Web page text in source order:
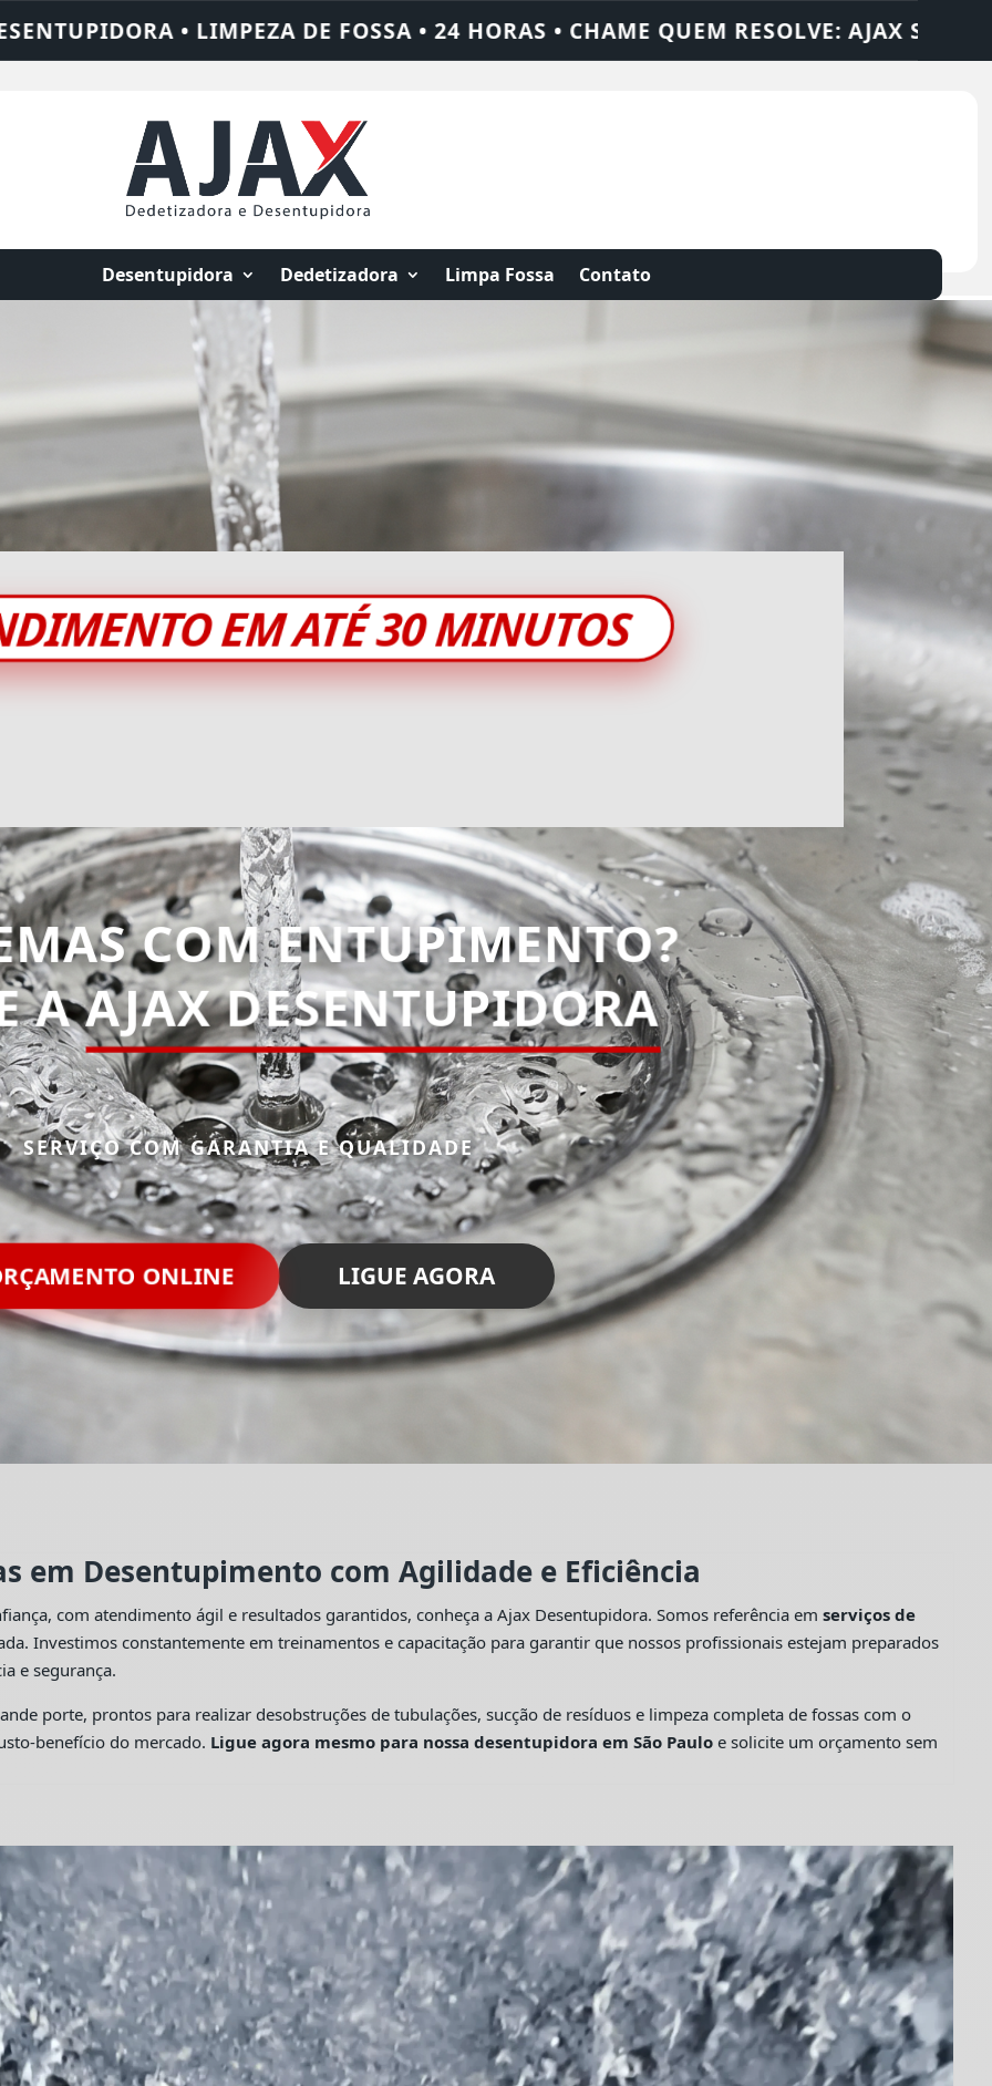
• CHAME QUEM RESOLVE: AJAX SOLUÇÕES DEDETIZADORA •
Desentupidora Dedetizadora Limpa Fossa Contato
EM ATÉ 30 MINUTOS
COM ENTUPIMENTO?
AAJAX DESENTUPIDORA
SERVIÇO COM GARANTIA E QUALIDADE
ONLINE LIGUE AGORA
em Desentupimento com Agilidade e Eficiência
com atendimento ágil e resultados garantidos, conheça a Ajax Desentupidora. Somos referência em serviços de
Investimos constantemente em treinamentos e capacitação para garantir que nossos profissionais estejam preparados
e segurança.
porte, prontos para realizar desobstruções de tubulações, sucção de resíduos e limpeza completa de fossas com o
benefício do mercado. Ligue agora mesmo para nossa desentupidora em São Pauloe solicite um orçamento sem